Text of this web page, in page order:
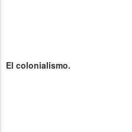
El colonialismo.